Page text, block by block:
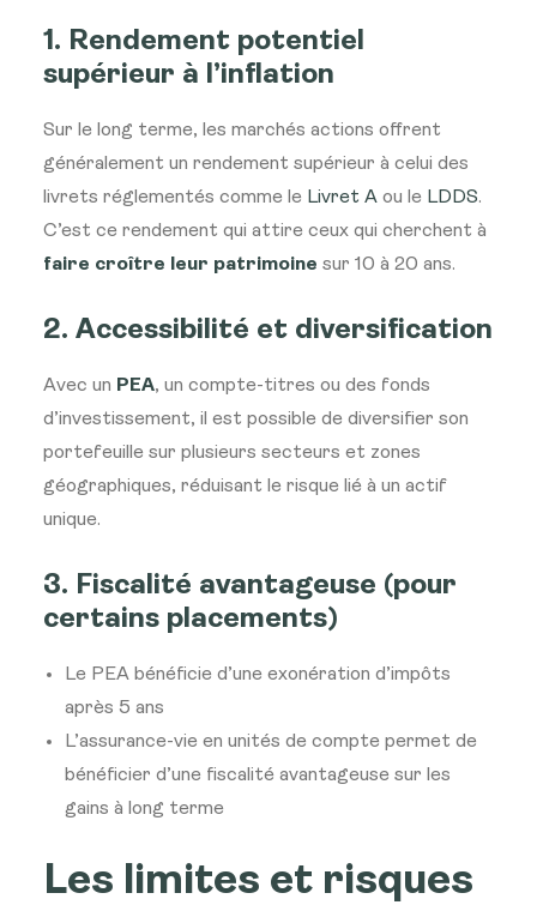
1. Rendement potentiel
supérieur à l’inflation
Sur le long terme, les marchés actions offrent
généralement un rendement supérieur à celui des
livrets réglementés comme le Livret A ou le LDDS.
C’est ce rendement qui attire ceux qui cherchent à
faire croître leur patrimoine sur 10 à 20 ans.
2. Accessibilité et diversification
Avec un PEA, un compte-titres ou des fonds
d’investissement, il est possible de diversifier son
portefeuille sur plusieurs secteurs et zones
géographiques, réduisant le risque lié à un actif
unique.
3. Fiscalité avantageuse (pour
certains placements)
Le PEA bénéficie d’une exonération d’impôts
après 5 ans
L’assurance-vie en unités de compte permet de
bénéficier d’une fiscalité avantageuse sur les
gains à long terme
Les limites et risques